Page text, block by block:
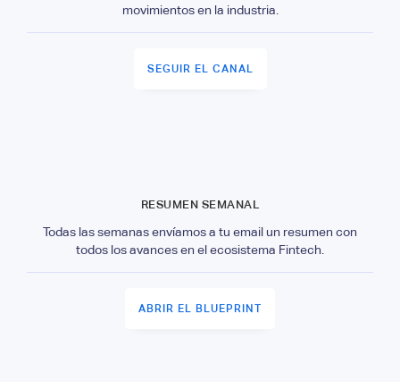
movimientos en la industria.
SEGUIR EL CANAL
RESUMEN SEMANAL
Todas las semanas envíamos a tu email un resumen con
todos los avances en el ecosistema Fintech.
ABRIR EL BLUEPRINT